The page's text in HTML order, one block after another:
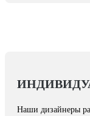
Наши дизайнеры